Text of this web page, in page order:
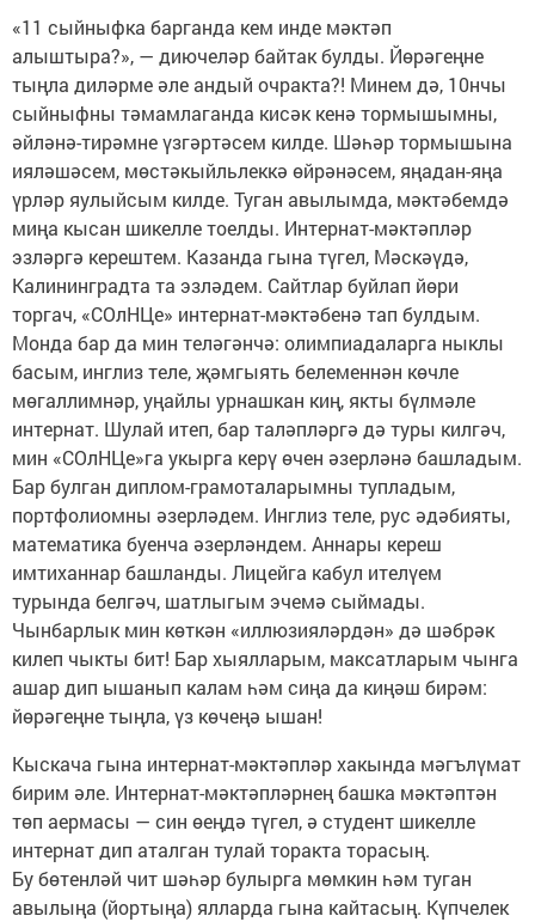
«11 сыйныфка барганда кем инде мәктәп
алыштыра?», — диючеләр байтак булды. Йөрәгеңне
тыңла диләрме әле андый очракта?! Минем дә, 10нчы
сыйныфны тәмамлаганда кисәк кенә тормышымны,
әйләнә-тирәмне үзгәртәсем килде. Шәһәр тормышына
ияләшәсем, мөстәкыйльлеккә өйрәнәсем, яңадан-яңа
үрләр яулыйсым килде. Туган авылымда, мәктәбемдә
миңа кысан шикелле тоелды. Интернат-мәктәпләр
эзләргә керештем. Казанда гына түгел, Мәскәүдә,
Калининградта та эзләдем. Сайтлар буйлап йөри
торгач, «СОлНЦе» интернат-мәктәбенә тап булдым.
Монда бар да мин теләгәнчә: олимпиадаларга ныклы
басым, инглиз теле, җәмгыять белеменнән көчле
мөгаллимнәр, уңайлы урнашкан киң, якты бүлмәле
интернат. Шулай итеп, бар таләпләргә дә туры килгәч,
мин «СОлНЦе»га укырга керү өчен әзерләнә башладым.
Бар булган диплом-грамоталарымны тупладым,
портфолиомны әзерләдем. Инглиз теле, рус әдәбияты,
математика буенча әзерләндем. Аннары кереш
имтиханнар башланды. Лицейга кабул ителүем
турында белгәч, шатлыгым эчемә сыймады.
Чынбарлык мин көткән «иллюзияләрдән» дә шәбрәк
килеп чыкты бит! Бар хыялларым, максатларым чынга
ашар дип ышанып калам һәм сиңа да киңәш бирәм:
йөрәгеңне тыңла, үз көчеңә ышан!
Кыскача гына интернат-мәктәпләр хакында мәгълүмат
бирим әле. Интернат-мәктәпләрнең башка мәктәптән
төп аермасы — син өеңдә түгел, ә студент шикелле
интернат дип аталган тулай торакта торасың.
Бу бөтенләй чит шәһәр булырга мөмкин һәм туган
авылыңа (йортыңа) ялларда гына кайтасың. Күпчелек